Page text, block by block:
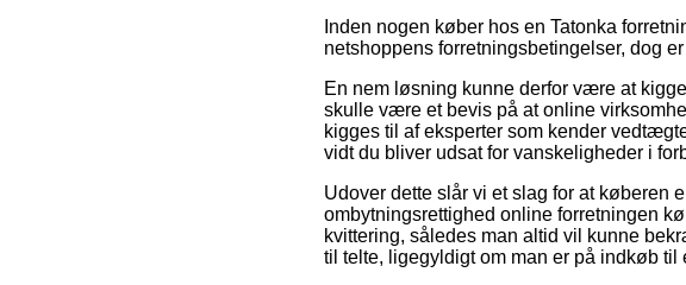
Inden nogen køber hos en Tatonka
netshoppens forretningsbetingelser, dog
En nem løsning kunne derfor være at
skulle være et bevis på at online
kigges til af eksperter som kender
vidt du bliver udsat for vanskeligheder i
Udover dette slår vi et slag for at køberen
ombytningsrettighed online forretningen
kvittering, således man altid vil kunne
til telte, ligegyldigt om man er på indkøb til